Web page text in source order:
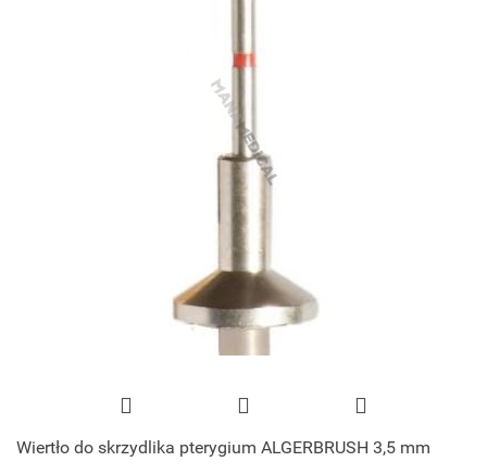
Wiertło do skrzydlika pterygium ALGERBRUSH 3,5 mm